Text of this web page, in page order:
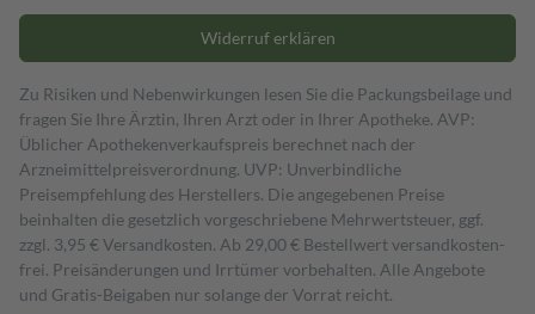
Widerruf erklären
Zu Risiken und Nebenwirkungen lesen Sie die Packungsbeilage und
fragen Sie Ihre Ärztin, Ihren Arzt oder in Ihrer Apotheke. AVP:
Üblicher Apothekenverkaufspreis berechnet nach der
Arzneimittelpreisverordnung. UVP: Unverbindliche
Preisempfehlung des Herstellers. Die angegebenen Preise
beinhalten die gesetzlich vorgeschriebene Mehrwertsteuer, ggf.
zzgl. 3,95 € Versandkosten. Ab 29,00 € Bestell­wert versand­kosten­
frei. Preisänderungen und Irrtümer vorbehalten. Alle Angebote
und Gratis-Beigaben nur solange der Vorrat reicht.